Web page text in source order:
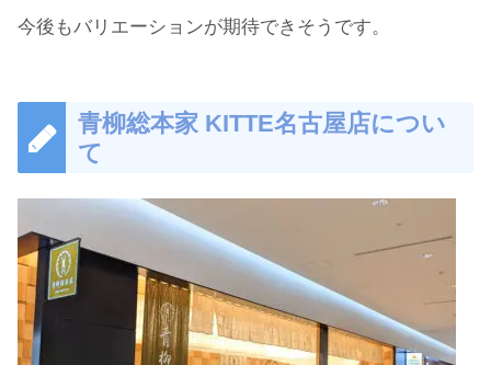
今後もバリエーションが期待できそうです。
青柳総本家 KITTE名古屋店につい
て